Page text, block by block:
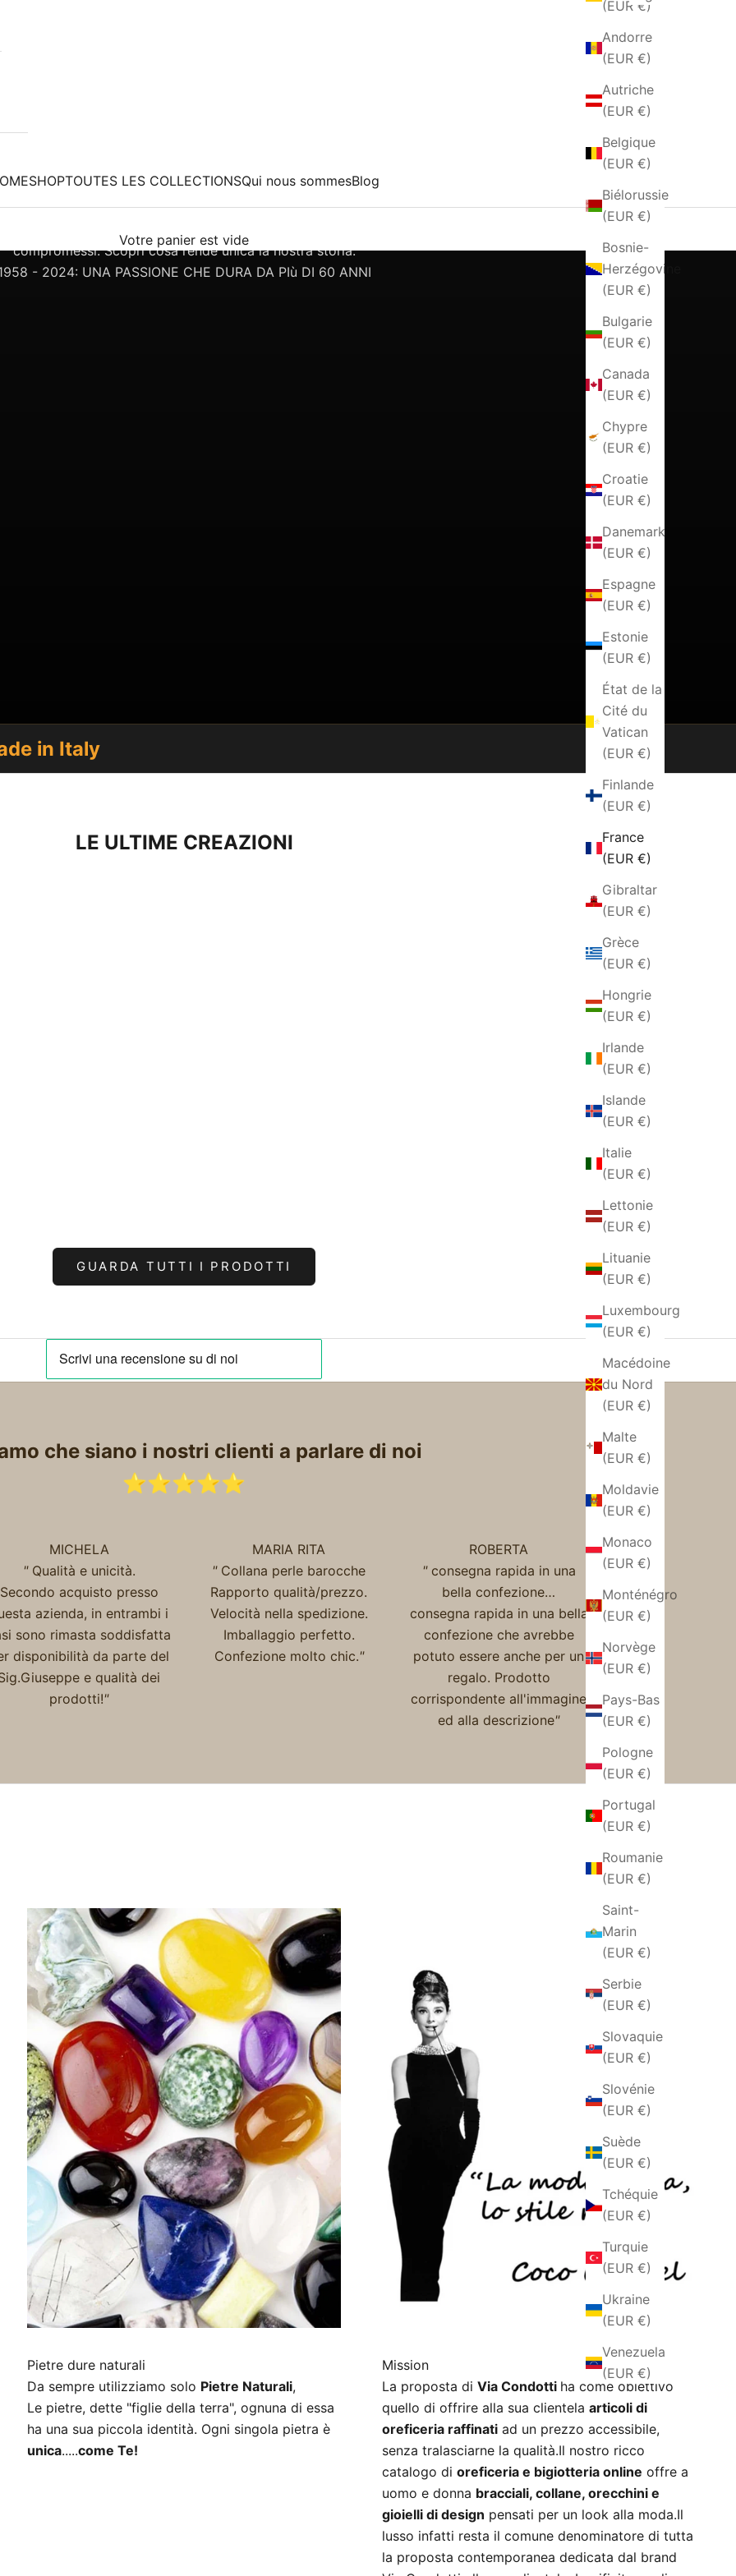
SHOPTOUTES LES COLLECTIONSQui nous sommesBlog
(EUR €)
Andorre
(EUR €)
Autriche
(EUR €)
Belgique
(EUR €)
Biélorussie
(EUR €)
Bosnie-
Herzégovine
(EUR €)
Bulgarie
(EUR €)
Canada
(EUR €)
Chypre
(EUR €)
Croatie
(EUR €)
Danemark
(EUR €)
Espagne
(EUR €)
Estonie
(EUR €)
État de la
Cité du
Vatican
(EUR €)
Finlande
(EUR €)
France
(EUR €)
Gibraltar
(EUR €)
Grèce
(EUR €)
Hongrie
(EUR €)
Irlande
(EUR €)
Islande
(EUR €)
Italie
(EUR €)
Lettonie
(EUR €)
Lituanie
(EUR €)
Luxembourg
(EUR €)
Macédoine
du Nord
(EUR €)
Malte
(EUR €)
Moldavie
(EUR €)
Monaco
(EUR €)
Monténégro
(EUR €)
Norvège
(EUR €)
Pays-Bas
(EUR €)
Pologne
(EUR €)
Portugal
(EUR €)
Roumanie
(EUR €)
Saint-
Marin
(EUR €)
Serbie
(EUR €)
Slovaquie
(EUR €)
Slovénie
(EUR €)
Suède
(EUR €)
Tchéquie
(EUR €)
Turquie
(EUR €)
Ukraine
(EUR €)
Venezuela
(EUR €)
Votre panier est vide
il lusso italiano nel mondo. Ogni gioiello è realizzato in Italia, unendo tradizione artigianale e qualità senza
compromessi. Scopri cosa rende unica la nostra storia.
- 2024: UNA PASSIONE CHE DURA DA PIù DI 60 ANNI
in Italy
LE ULTIME CREAZIONI
COLLIER EN JADE VERT DE
BIRMANIE
PRIX DE VENTE
€158,00 EUR
GUARDA TUTTI I PRODOTTI
che siano i nostri clienti a parlare di noi
⭐️⭐️⭐️⭐️⭐️
MICHELA
" Qualità e unicità.
Secondo acquisto presso
azienda, in entrambi i
sono rimasta soddisfatta
disponibilità da parte del
e qualità dei
prodotti!"
MARIA RITA
" Collana perle barocche
Rapporto qualità/prezzo.
Velocità nella spedizione.
Imballaggio perfetto.
Confezione molto chic."
ROBERTA
" consegna rapida in una
bella confezione…
consegna rapida in una bella
confezione che avrebbe
potuto essere anche per un
regalo. Prodotto
corrispondente all'immagine
ed alla descrizione"
Pietre dure naturali
Da sempre utilizziamo solo Pietre Naturali,
Le pietre, dette "figlie della terra", ognuna di essa
ha una sua piccola identità. Ogni singola pietra è
unica.....come Te!
Mission
La proposta diVia Condotti ha come obiettivo
quello di offrire alla sua clientelaarticoli di
oreficeria raffinati ad un prezzo accessibile,
senza tralasciarne la qualità.Il nostro ricco
catalogo dioreficeria e bigiotteria online offre a
uomo e donna bracciali, collane, orecchini e
gioielli di design pensati per un look alla moda.Il
lusso infatti resta il comune denominatore di tutta
la proposta contemporanea dedicata dal brand